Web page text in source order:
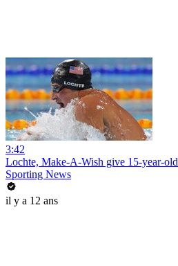
3:42
Lochte, Make-A-Wish give 15-year-
Sporting News
il y a 12 ans